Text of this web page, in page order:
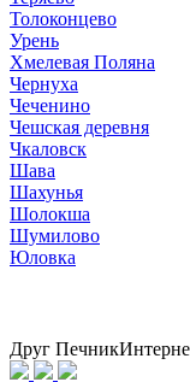
Толоконцево
Урень
Хмелевая Поляна
Чернуха
Чеченино
Чешская деревня
Чкаловск
Шава
Шахунья
Шолокша
Шумилово
Юловка
Друг Печник